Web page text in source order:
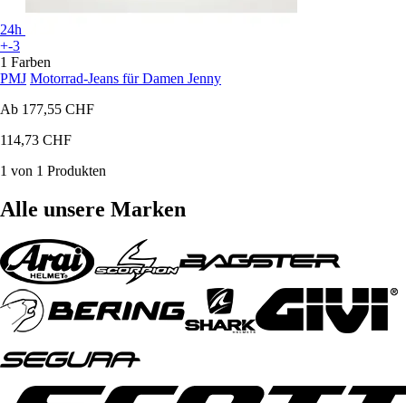
24h
+-3
1 Farben
PMJ Motorrad-Jeans für Damen Jenny
Ab 177,55 CHF
114,73 CHF
1 von 1 Produkten
Alle unsere Marken